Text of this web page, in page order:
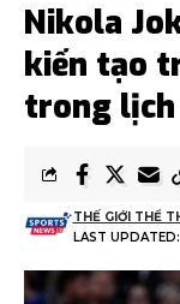
Nikola
kiến ​​tạo
trong lịch
LAST
THẾ GIỚI THỂ